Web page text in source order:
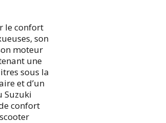
le confort
son
moteur
une
sous la
et d’un
Suzuki
confort